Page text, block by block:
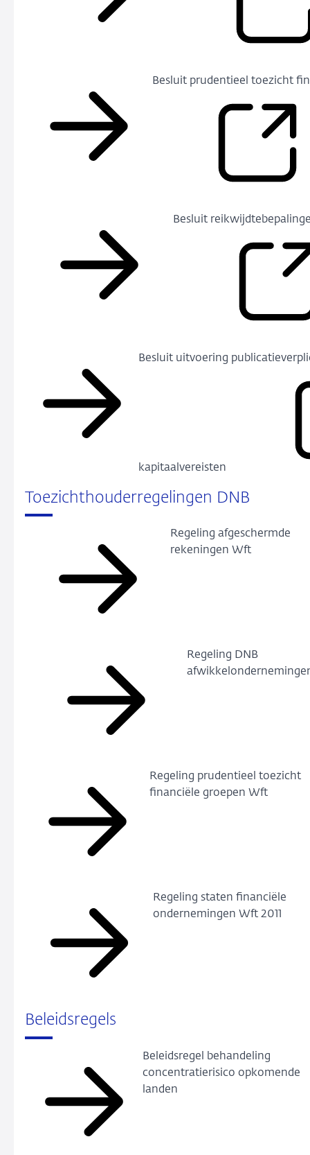
Besluit prudentieel toezicht
Besluit
Besluit uitvoering
kapitaalvereisten
Toezichthouderregelingen DNB
Regeling afgeschermde
rekeningen Wft
Regeling DNB
Regeling prudentieel toezicht
financiële groepen Wft
Regeling staten financiële
ondernemingen Wft 2011
Beleidsregels
Beleidsregel behandeling
concentratierisico opkomende
landen